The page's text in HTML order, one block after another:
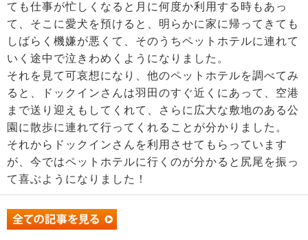
ても仕事が忙しくなると月に何度か利用する時もあっ
て、そこに愛犬を預けると、明らかに家に帰ってきても
しばらく機嫌が悪くて、そのうちペットホテルに連れて
いく途中で泣きわめくようになりました。
それを見て可哀想になり、他のペットホテルを調べてみ
ると、ドックインさんは羽田のすぐ近くにあって、空港
まで送り迎えもしてくれて、さらに広大な敷地のある公
園に散歩に連れて行ってくれることが分かりました。
それからドックインさんを利用させてもらっています
が、今ではペットホテルに行くのが分かると尻尾を振っ
て喜ぶようになりました！